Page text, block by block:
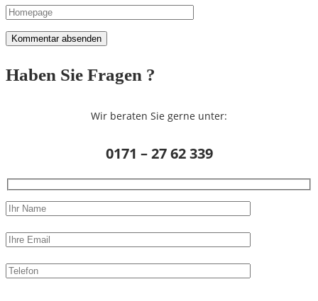
Haben Sie Fragen ?
Wir beraten Sie gerne unter:
0171 – 27 62 339